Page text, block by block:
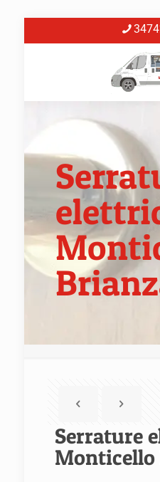
Serrature
Monticello